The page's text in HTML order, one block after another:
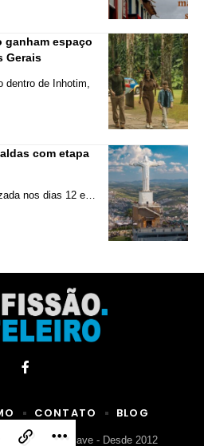
ganham espaço
Gerais
dentro de Inhotim,
com etapa
nos dias 12 e…
por Agência Clave - Desde 2012
CONTATO BLOG